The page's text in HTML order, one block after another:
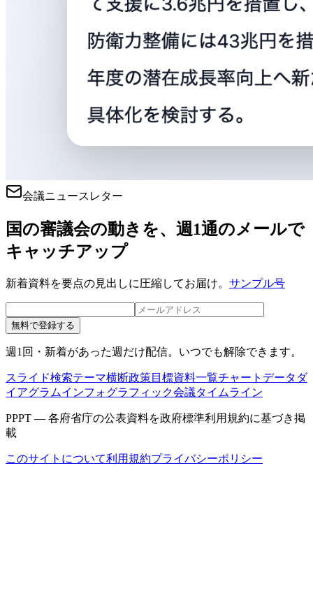
会議ニュースレター
国の審議会の動きを、週1通のメールで
キャッチアップ
新着資料を要点の見出しに圧縮してお届け。 サンプル号
無料で登録する
週1回・新着があった週だけ配信。いつでも解除できます。
スライド検索テーマ横断政策目標資料一覧チャートデータ ダ
イアグラムインフォグラフィック会議タイムライン
PPPT — 各府省庁の公表資料を政府標準利用規約に基づき掲
載
このサイトについて利用規約プライバシーポリシー